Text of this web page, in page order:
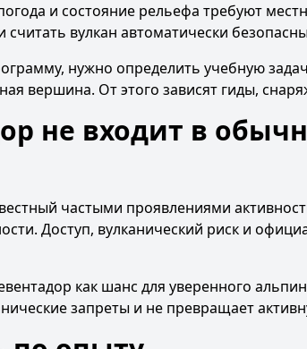
и состояние рельефа требуют
вулкан автоматически
нужно определить учебную
вершина. От этого зависят гиды,
не входит в
частыми проявлениями
Доступ, вулканический риск и
как шанс для уверенного
запреты и не превращает